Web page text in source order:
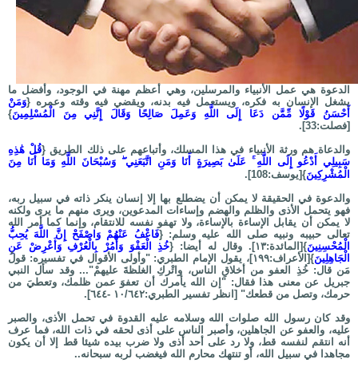
الدعوة هي عمل الأنبياء والمرسلين، وهي أعظم مهنة في الوجود، وأفضل ما
يشغل الإنسان به فكره، ويستعمل فيه بدنه، ويقضي فيه وقته وعمره {وَمَنْ
أَحْسَنُ قَوْلًا مِّمَّن دَعَا إِلَى اللَّهِ وَعَمِلَ صَالِحًا وَقَالَ إِنَّنِي مِنَ الْمُسْلِمِينَ}
[فصلت:33].
والدعاة هم ورثة الأنبياء في هذا المسلك، وأتباعهم على ذلك الطريق {قُلْ هَٰذِهِ
سَبِيلِي أَدْعُو إِلَى اللَّهِ ۚ عَلَىٰ بَصِيرَةٍ أَنَا وَمَنِ اتَّبَعَنِي ۖ وَسُبْحَانَ اللَّهِ وَمَا أَنَا مِنَ
الْمُشْرِكِينَ}[يوسف:108].
والدعوة في الحقيقة لا يمكن أن يضطلع بها إلا إنسان ينكر ذاته في سبيل ربه،
فهو يتحمل الأذى والظلم والهضم وإساءات المدعوين، ويرى منهم ما يرى ولكنه
لا يمكن أن يقابل الإساءة بالإساءة، ولا تهفو نفسه للانتقام، وإنما كما أمر الله
تعالى حبيبه ونبيه صلى الله عليه وسلم: {فَاعْفُ عَنْهُمْ وَاصْفَحْ إِنَّ اللَّهَ يُحِبُّ
الْمُحْسِنِينَ}[المائدة:١٣]. وقال له أيضا: {
خُذِ الْعَفْوَ وَأْمُرْ بِالْعُرْفِ وَأَعْرِضْ عَنِ
الْجَاهِلِينَ
}[الأعراف:١٩٩]، يقول الإمام الطبري: "وأولى الأقوال في تفسيره: قولُ
مَن قال: خُذِ العفو من أخلاقِ الناس، واتْركِ الغلظةَ عليهمْ"... وقد سأل النبي
جبريل عن معنى هذا فقال: "إن الله يأمرك أن تعفوَ عمن ظلمك، وتعطيَ من
حرمك، وتصل من قطعك" [انظر تفسير الطبري:١٠/٦٤٢ -٦٤٤].
وقد كان رسول الله صلوات الله وسلامه عليه القدوة في تحمل الأذى، والصبر
عليه، والعفو عن الجاهلين، وأصبر الناس على أذى لحقه في ذات الله، فما عرف
أنه انتقم لنفسه قط، ولا رد على أحد أذى ولا ضرب بيده شيئا قط إلا أن يكون
مجاهدا في سبيل الله، أو تنتهك محارم الله فيغضب لربه سبحانه..